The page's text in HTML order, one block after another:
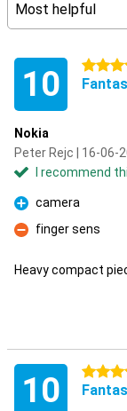
Most helpful
10 5 stars
Nokia
Peter Rejc | 16-06-
I recommend
Pro
camera
Con
finger sens
Heavy compact
10 5 stars